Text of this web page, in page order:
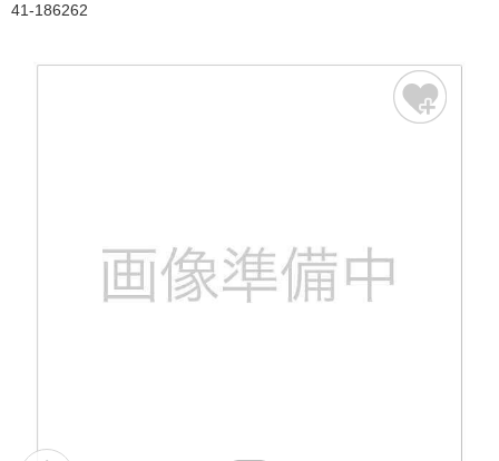
41-186262